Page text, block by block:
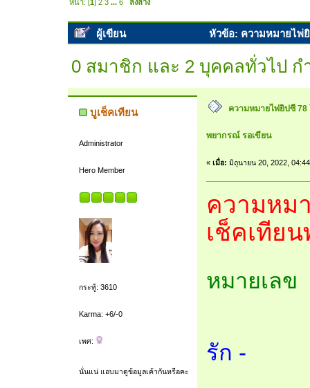
หน้า: [1]2 3 ...6 ลงล่าง
ผู้เขียน หัวข้อ: ความหมายไพ่
0 สมาชิก และ 2 บุคคลทั่วไป
บูเช็คเทียน
Administrator
Hero Member
กระทู้: 3610
Karma: +6/-0
เพศ:
นั่นแน่ แอบมาดูข้อมูลเค้ากันหรือคะ
ความหมายไพ่ยิปซี 78
พยากรณ์ รอเขียน
« เมื่อ: มิถุนายน 20, 2022,
ความหม
เช็คเทีย
หมายเลข
รัก -